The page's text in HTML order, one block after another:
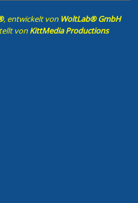
, entwickelt von WoltLab® GmbH
vonKittMedia Productions